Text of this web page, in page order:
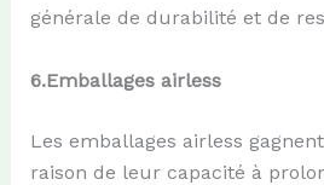
générale de durabilité et de
6.Emballages airless
Les emballages airless
raison de leur capacité à